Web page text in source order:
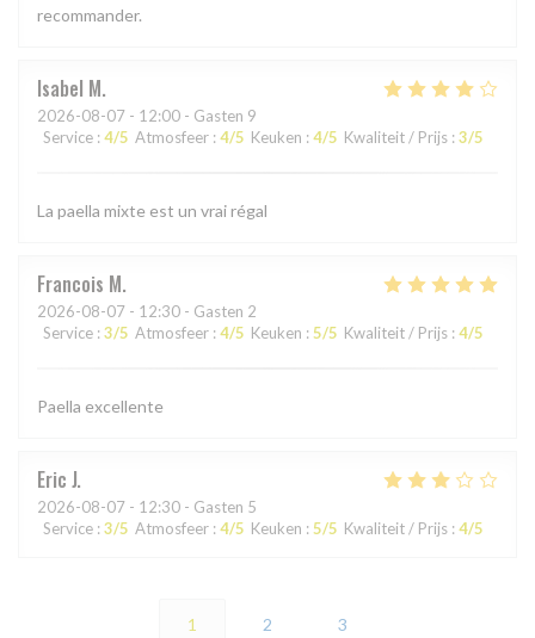
recommander.
Isabel M
2026-08-07 - 12:00 - Gasten 9
Service : 4/5 Atmosfeer : 4/5 Keuken : 4/5 Kwaliteit / Prijs : 3/5
La paella mixte est un vrai régal
Francois M
2026-08-07 - 12:30 - Gasten 2
Service : 3/5 Atmosfeer : 4/5 Keuken : 5/5 Kwaliteit / Prijs : 4/5
Paella excellente
Eric J
2026-08-07 - 12:30 - Gasten 5
Service : 3/5 Atmosfeer : 4/5 Keuken : 5/5 Kwaliteit / Prijs : 4/5
1 2 3